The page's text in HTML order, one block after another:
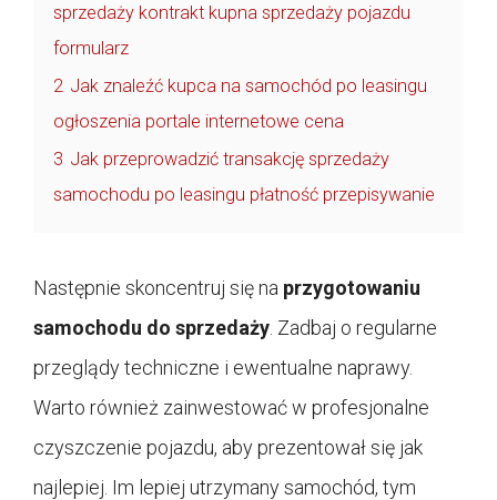
sprzedaży kontrakt kupna sprzedaży pojazdu
formularz
2 Jak znaleźć kupca na samochód po leasingu
ogłoszenia portale internetowe cena
3 Jak przeprowadzić transakcję sprzedaży
samochodu po leasingu płatność przepisywanie
Następnie skoncentruj się na przygotowaniu
samochodu do sprzedaży . Zadbaj o regularne
przeglądy techniczne i ewentualne naprawy.
Warto również zainwestować w profesjonalne
czyszczenie pojazdu, aby prezentował się jak
najlepiej. Im lepiej utrzymany samochód, tym